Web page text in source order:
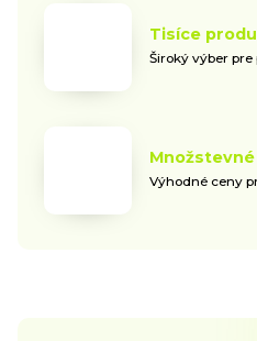
Tisíce
Široký výber pre
Výhodné ceny